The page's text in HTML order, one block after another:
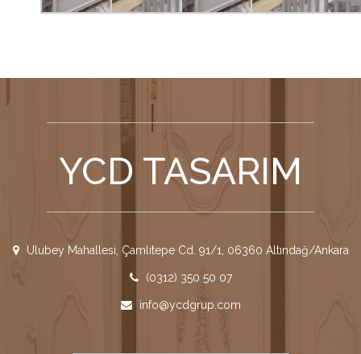
YCD TASARIM
Ulubey Mahallesi, Çamlıtepe Cd. 91/1, 06360 Altındağ/Ankara
(0312) 350 50 07
info@ycdgrup.com